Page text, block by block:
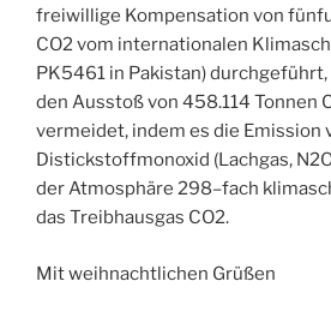
freiwillige Kompensation von
CO2 vom internationalen
PK5461 in Pakistan)
den Ausstoß von 458.114 Tonnen
vermeidet, indem es die Emission
Distickstoffmonoxid (Lachgas,
der Atmosphäre 298–fach
das Treibhausgas CO2.
Mit weihnachtlichen Grüßen